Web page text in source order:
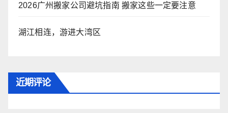
2026广州搬家公司避坑指南 搬家这些一定要注意
湖江相连，游进大湾区
近期评论